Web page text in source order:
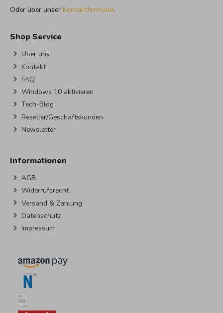
Oder über unser Kontaktformular.
Shop Service
Über uns
Kontakt
FAQ
Windows 10 aktivieren
Tech-Blog
Reseller/Geschäftskunden
Newsletter
Informationen
AGB
Widerrufsrecht
Versand & Zahlung
Datenschutz
Impressum